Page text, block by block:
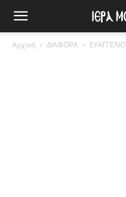
Αρχική ΔΙΑΦΟΡΑ ΕΥΑΓΓΕΛΙΟ